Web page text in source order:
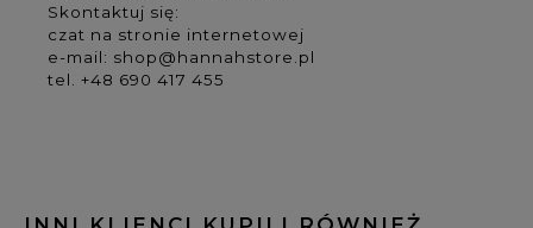
Skontaktuj się:
czat na stronie internetowej
e-mail: shop@hannahstore.pl
tel. +48 690 417 455